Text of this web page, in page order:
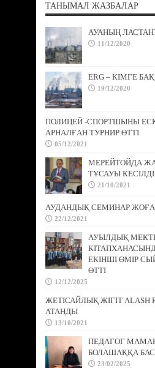
ТАНЫМАЛ ЖАЗБАЛАР
АУАНЫҢ
11/12/2020
ERG – КІМГЕ
19/12/2020
ПОЛИЦЕЙ -СПОРТШЫНЫ
АРНАЛҒАН ТУРНИР ӨТТІ
05/12/2021
МЕРЕЙТОЙДА
ТҰСАУЫ КЕСІЛДІ
21/10/2021
АУДАНДЫҚ СЕМИНАР
22/12/2021
АУЫЛДЫҚ
ЕКІНШІ ӨМІР
ӨТТІ
12/12/2025
ЖЕТІСАЙЛЫҚ ЖІГІТ ALASH
АТАНДЫ
13/10/2021
ПЕДАГОГ
БОЛАШАҚҚА
23/02/2025